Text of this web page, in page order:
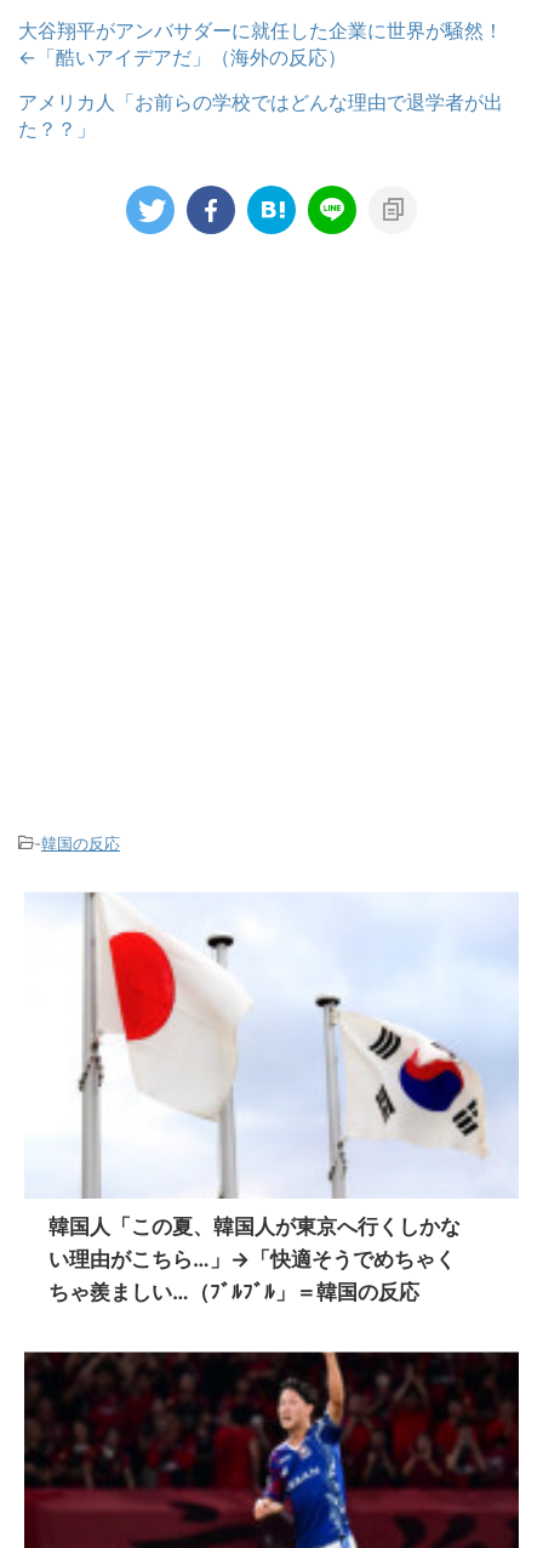
大谷翔平がアンバサダーに就任した企業に世界が騒然！
←「酷いアイデアだ」（海外の反応）
アメリカ人「お前らの学校ではどんな理由で退学者が出
た？？」
-韓国の反応
韓国人「この夏、韓国人が東京へ行くしかな
い理由がこちら…」→「快適そうでめちゃく
ちゃ羨ましい…（ﾌﾞﾙﾌﾞﾙ」＝韓国の反応